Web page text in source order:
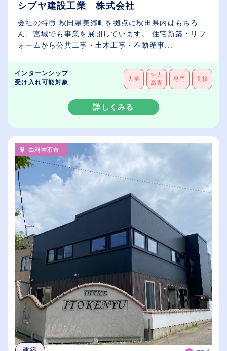
シブヤ建設工業 株式会社
会社の特徴 秋田県美郷町を拠点に秋田県内はもちろ
ん、宮城でも事業を展開しています。 住宅新築・リフ
ォームから公共工事・土木工事・不動産事...
インターンシップ
受け入れ可能対象
大学
短大
高専
専門 高校
詳しくみる
由利本荘市